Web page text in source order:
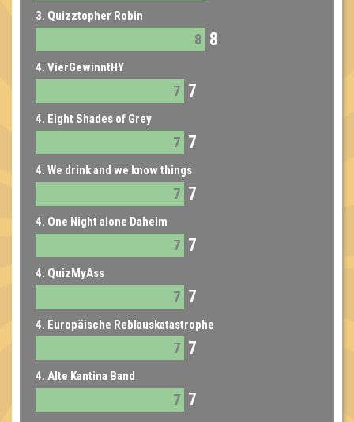
3. Quizztopher Robin
8 8
4. VierGewinntHY
7 7
4. Eight Shades of Grey
7 7
4. We drink and we know things
7 7
4. One Night alone Daheim
7 7
4. QuizMyAss
7 7
4. Europäische Reblauskatastrophe
7 7
4. Alte Kantina Band
7 7